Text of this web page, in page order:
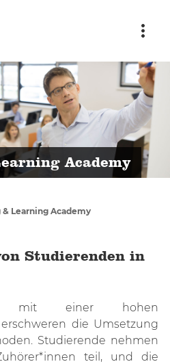
Studierenden
Academy
& Learning Academy
Studierenden in
mit einer hohen
die Umsetzung
Studierende nehmen
teil, und die